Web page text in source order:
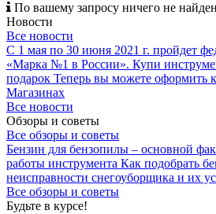
По вашему запросу ничего не
Новости
Все новости
С 1 мая по 30 июня 2021 г. пройдет
«Марка №1 в России». Купи
подарок Теперь вы можете оформить
Магазинах
Все новости
Обзоры и советы
Все обзоры и советы
Бензин для бензопилы – основной
работы инструмента Как подобрать
неисправности снегоуборщика и их
Все обзоры и советы
Будьте в курсе!